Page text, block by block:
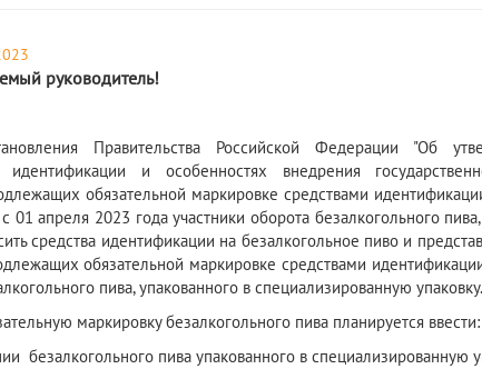
руководитель!
Правительства Российской Федерации "Об
идентификации и особенностях внедрения
обязательной маркировке средствами
01 апреля 2023 года участники оборота безалкогольного
средства идентификации на безалкогольное пиво и
обязательной маркировке средствами
пива, упакованного в специализированную упаковку.
маркировку безалкогольного пива планируется ввести:
пива упакованного в специализированную